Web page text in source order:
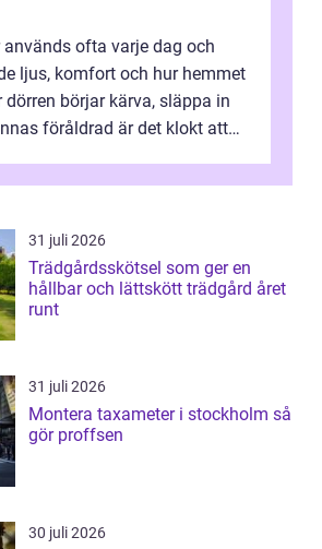
används ofta varje dag och
ljus, komfort och hur hemmet
dörren börjar kärva, släppa in
föråldrad är det klokt att
31 juli 2026
Trädgårdsskötsel som ger en
hållbar och lättskött trädgård året
runt
31 juli 2026
Montera taxameter i stockholm så
gör proffsen
30 juli 2026